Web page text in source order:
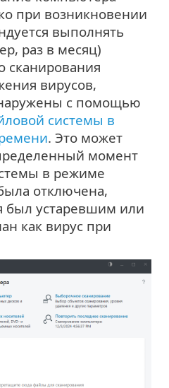
при возникновении
выполнять
раз в месяц)
сканирования
вирусов,
с помощью
системы в
. Это может
момент
в режиме
отключена,
был устаревшим или
как вирус при